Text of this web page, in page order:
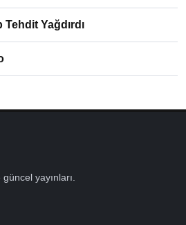
Yağdırdı
yayınları.